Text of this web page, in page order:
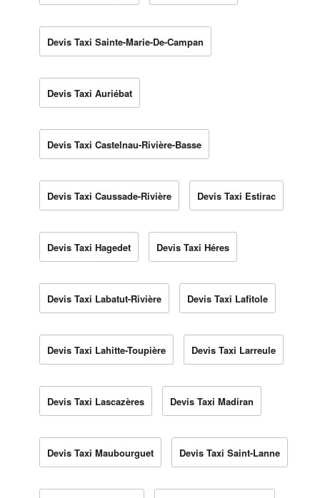
Devis Taxi Sainte-Marie-De-Campan
Devis Taxi Auriébat
Devis Taxi Castelnau-Rivière-Basse
Devis Taxi Caussade-Rivière Devis Taxi Estirac
Devis Taxi Hagedet Devis Taxi Héres
Devis Taxi Labatut-Rivière Devis Taxi Lafitole
Devis Taxi Lahitte-Toupière Devis Taxi Larreule
Devis Taxi Lascazères Devis Taxi Madiran
Devis Taxi Maubourguet Devis Taxi Saint-Lanne